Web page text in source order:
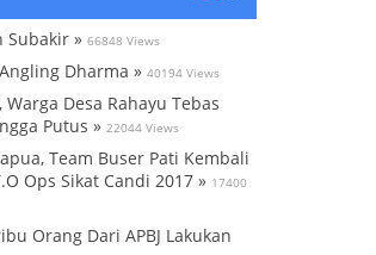
Subakir » 66848 Views
Dharma » 40194 Views
Desa Rahayu Tebas
Putus » 22044 Views
Team Buser Pati Kembali
Ops Sikat Candi 2017 » 17400
Orang Dari APBJ Lakukan